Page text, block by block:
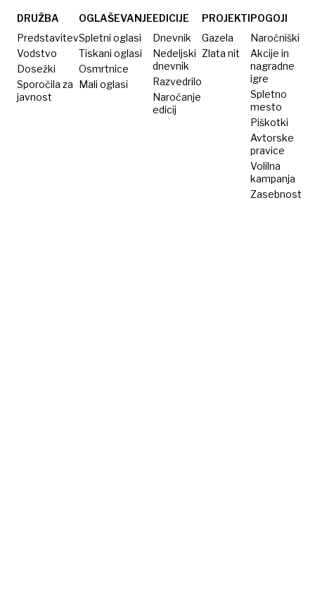
DRUŽBA
Predstavitev
Vodstvo
Dosežki
Sporočila za
javnost
OGLAŠEVANJE
Spletni oglasi
Tiskani oglasi
Osmrtnice
Mali oglasi
EDICIJE
Dnevnik
Nedeljski
dnevnik
Razvedrilo
Naročanje
edicij
PROJEKTI
Gazela
Zlata nit
POGOJI
Naročniški
Akcije in
nagradne
igre
Spletno
mesto
Piškotki
Avtorske
pravice
Volilna
kampanja
Zasebnost